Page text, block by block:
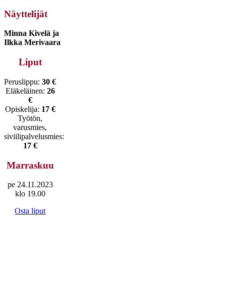
Näyttelijät
Minna Kivelä ja
Ilkka Merivaara
Liput
Peruslippu:30 €
Eläkeläinen: 26
€
Opiskelija: 17 €
Työtön,
varusmies,
siviilipalvelusmies:
17 €
Marraskuu
pe 24.11.2023
klo 19.00
Osta liput